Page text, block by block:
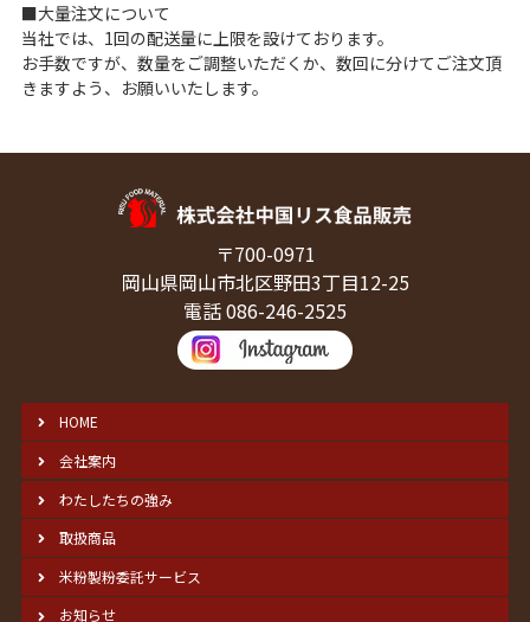
■大量注文について
当社では、1回の配送量に上限を設けております。
お手数ですが、数量をご調整いただくか、数回に分けてご注文頂
きますよう、お願いいたします。
〒700-0971
岡山県岡山市北区野田3丁目12-25
電話 086-246-2525
HOME
会社案内
わたしたちの強み
取扱商品
米粉製粉委託サービス
お知らせ